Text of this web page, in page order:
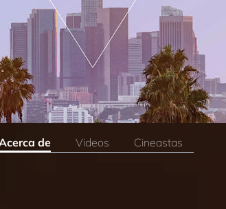
de Videos Cineastas